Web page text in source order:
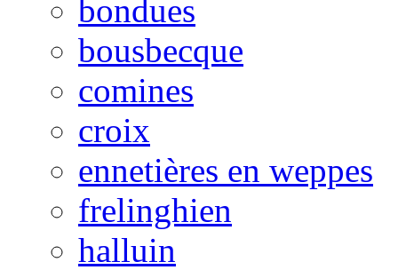
bondues
bousbecque
comines
croix
ennetières en weppes
frelinghien
halluin